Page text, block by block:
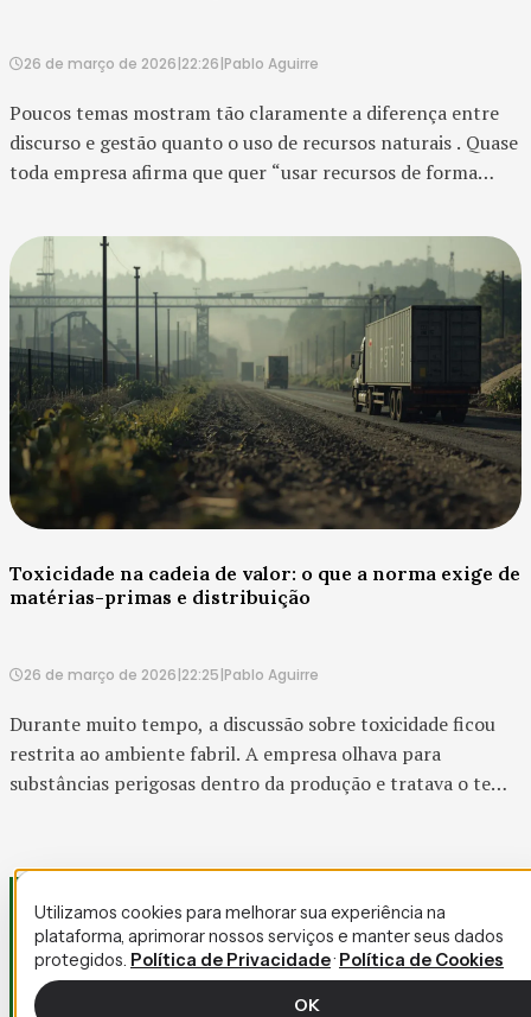
26 de março de 2026|22:26|Pablo Aguirre
Poucos temas mostram tão claramente a diferença entre
discurso e gestão quanto o uso de recursos naturais . Quase
toda empresa afirma que quer “usar recursos de forma
Toxicidade na cadeia de valor: o que a norma exige de
matérias-primas e distribuição
26 de março de 2026|22:25|Pablo Aguirre
Durante muito tempo, a discussão sobre toxicidade ficou
restrita ao ambiente fabril. A empresa olhava para
substâncias perigosas dentro da produção e tratava o tema
Utilizamos cookies para melhorar sua experiência na
plataforma, aprimorar nossos serviços e manter seus dados
protegidos. Política de Privacidade· Política de Cookies
OK